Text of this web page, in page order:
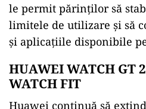
le permit părinților să
limitele de utilizare și să
și aplicațiile disponibile
HUAWEI WATCH GT
WATCH FIT
Huawei continuă să